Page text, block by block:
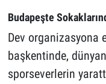
Budapeşte
Dev organizasyona
başkentinde,
sporseverlerin